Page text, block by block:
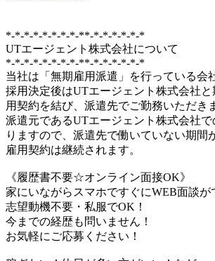
*-*-*-*-*-*-*-*-**-*-*-*-*-*-*
UTエージェント株式会社について
*-*-*-*-*-*-*-*-**-*-*-*-*-*-*
当社は「無期雇用派遣」を行っている会
採用決定後はUTエージェント株式会社
用契約を結び、派遣先でご勤務いただき
派遣元であるUTエージェント株式会社
りますので、派遣先で働いていない期間
雇用契約は継続されます。
《履歴書不要☆オンライン面接OK》
家にいながらスマホですぐにWEB面談が
志望動機不要・私服でOK！
今までの経歴も問いません！
お気軽にご応募ください！